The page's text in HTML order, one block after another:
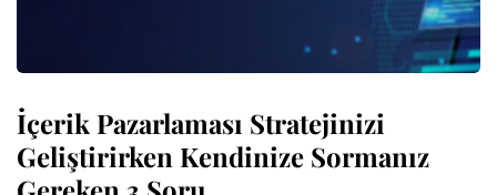
İçerik Pazarlaması Stratejinizi
Geliştirirken Kendinize Sormanız